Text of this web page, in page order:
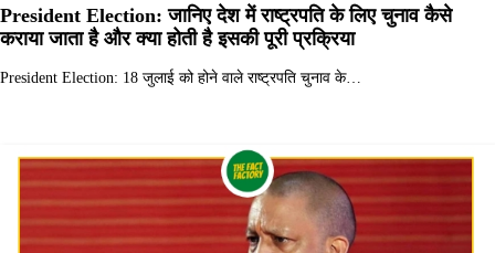
President Election: जानिए देश में राष्ट्रपति के लिए चुनाव कैसे
कराया जाता है और क्या होती है इसकी पूरी प्रक्रिया
President Election: 18 जुलाई को होने वाले राष्ट्रपति चुनाव के…